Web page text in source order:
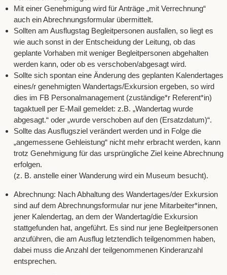
Mit einer Genehmigung wird für Anträge „mit Verrechnung“
auch ein Abrechnungsformular übermittelt.
Sollten am Ausflugstag Begleitpersonen ausfallen, so liegt es
wie auch sonst in der Entscheidung der Leitung, ob das
geplante Vorhaben mit weniger Begleitpersonen abgehalten
werden kann, oder ob es verschoben/abgesagt wird.
Sollte sich spontan eine Änderung des geplanten Kalendertages
eines/r genehmigten Wandertags/Exkursion ergeben, so wird
dies im FB Personalmanagement (zuständige*r Referent*in)
tagaktuell per E-Mail gemeldet: z.B. „Wandertag wurde
abgesagt.“ oder „wurde verschoben auf den (Ersatzdatum)“.
Sollte das Ausflugsziel verändert werden und in Folge die
„angemessene Gehleistung“ nicht mehr erbracht werden, kann
trotz Genehmigung für das ursprüngliche Ziel keine Abrechnung
erfolgen.
(z. B. anstelle einer Wanderung wird ein Museum besucht).
Abrechnung: Nach Abhaltung des Wandertages/der Exkursion
sind auf dem Abrechnungsformular nur jene Mitarbeiter*innen,
jener Kalendertag, an dem der Wandertag/die Exkursion
stattgefunden hat, angeführt. Es sind nur jene Begleitpersonen
anzuführen, die am Ausflug letztendlich teilgenommen haben,
dabei muss die Anzahl der teilgenommenen Kinderanzahl
entsprechen.